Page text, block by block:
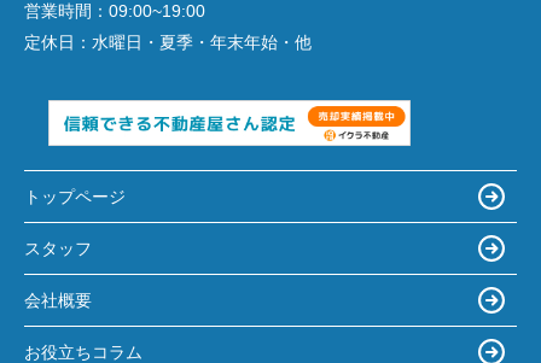
営業時間： 09:00~19:00
定休日： 水曜日・夏季・年末年始・他
トップページ
スタッフ
会社概要
お役立ちコラム